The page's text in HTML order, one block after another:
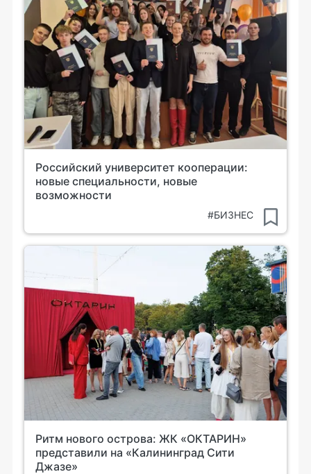
Российский университет кооперации:
новые специальности, новые
возможности
#БИЗНЕС
Ритм нового острова: ЖК «ОКТАРИН»
представили на «Калининград Сити
Джазе»